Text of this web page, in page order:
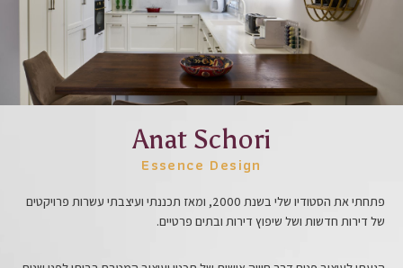
Anat Schori
Essence Design
פתחתי את הסטודיו שלי בשנת 2000, ומאז תכננתי ועיצבתי עשרות פרויקטים
של דירות חדשות ושל שיפוץ דירות ובתים פרטיים.